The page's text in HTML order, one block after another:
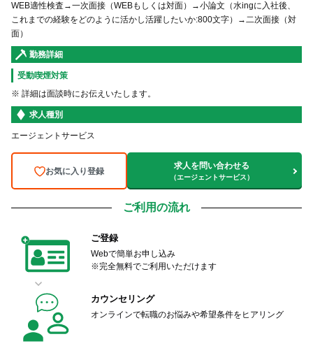
WEB適性検査→一次面接（WEBもしくは対面）→小論文（水ingに入社後、
これまでの経験をどのように活かし活躍したいか:800文字）→二次面接（対
面）
勤務詳細
受動喫煙対策
※ 詳細は面談時にお伝えいたします。
求人種別
エージェントサービス
お気に入り登録
求人を問い合わせる
（エージェントサービス）
ご利用の流れ
ご登録
Webで簡単お申し込み
※完全無料でご利用いただけます
カウンセリング
オンラインで転職のお悩みや希望条件をヒアリング